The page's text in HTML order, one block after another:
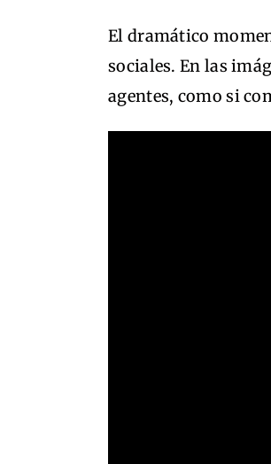
El dramático
sociales. En las
agentes, como si